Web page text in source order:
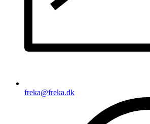
freka@freka.dk